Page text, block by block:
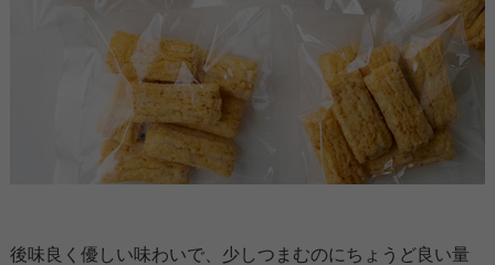
後味良く優しい味わいで、少しつまむのにちょうど良い量